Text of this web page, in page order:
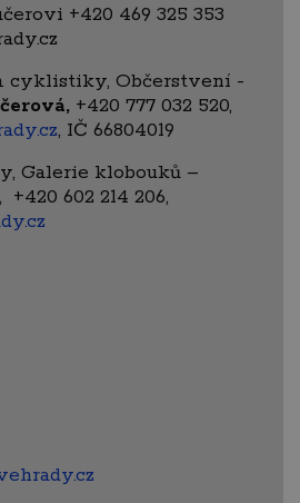
+420 469 325 353
cyklistiky, Občerstvení -
+420 777 032 520,
, IČ 66804019
Galerie klobouků –
602 214 206,